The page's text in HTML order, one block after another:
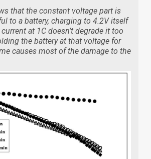
that the constant voltage part is
to a battery, charging to 4.2V itself
at 1C doesn’t degrade it too
the battery at that voltage for
causes most of the damage to the